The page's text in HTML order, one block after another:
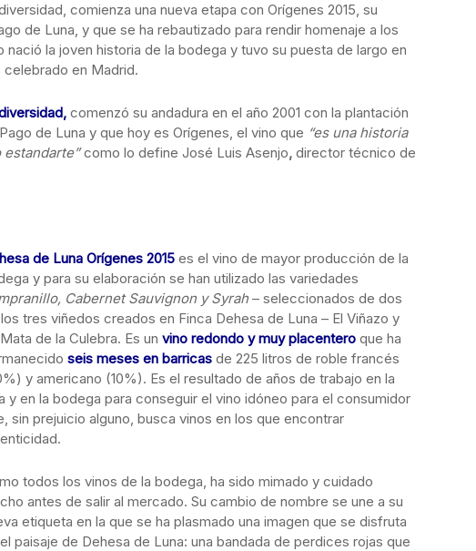
comienza una nueva etapa con Orígenes 2015, su
de Luna, y que se ha rebautizado para rendir homenaje a los
la joven historia de la bodega y tuvo su puesta de largo en
celebrado en Madrid.
comenzó su andadura en el año 2001 con la plantación
de Luna y que hoy es Orígenes, el vino que “es una historia
como lo define José Luis Asenjo, director técnico de
de Luna Orígenes 2015 es el vino de mayor producción de la
y para su elaboración se han utilizado las variedades
Cabernet Sauvignon y Syrah – seleccionados de dos
tres viñedos creados en Finca Dehesa de Luna – El Viñazo y
de la Culebra. Es un vino redondo y muy placentero que ha
seis meses en barricas de 225 litros de roble francés
y americano (10%). Es el resultado de años de trabajo en la
y en la bodega para conseguir el vino idóneo para el consumidor
sin prejuicio alguno, busca vinos en los que encontrar
todos los vinos de la bodega, ha sido mimado y cuidado
antes de salir al mercado. Su cambio de nombre se une a su
etiqueta en la que se ha plasmado una imagen que se disfruta
paisaje de Dehesa de Luna: una bandada de perdices rojas que